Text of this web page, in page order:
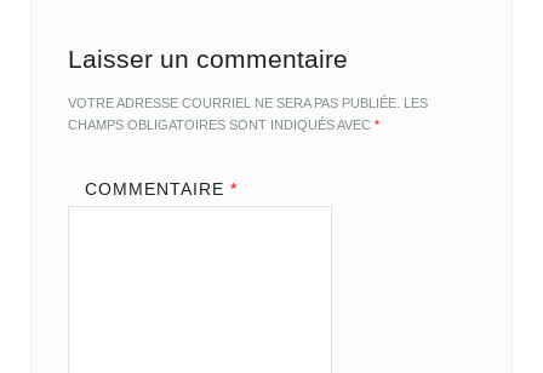
Laisser un commentaire
VOTRE ADRESSE COURRIEL NE SERA PAS PUBLIÉE. LES
CHAMPS OBLIGATOIRES SONT INDIQUÉS AVEC*
COMMENTAIRE *